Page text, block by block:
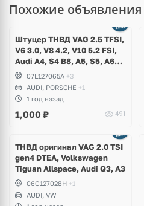
Похожие объявления
Штуцер ТНВД VAG 2.5 TFSI,
V6 3.0, V8 4.2, V10 5.2 FSI,
Audi A4, S4 B8, A5, S5, A6
C7, A7, A8, Q5, SQ5, Q7, R8,
RS3, RSQ3, TTRS,
Volkswagen Touareg NF,
Porsche Cayenne S Hybrid
958
07L127065A +3
AUDI, PORSCHE +1
1 год назад
1,000 ₽ 491
ТНВД оригинал VAG 2.0 TSI
gen4 DTEA, Volkswagen
Tiguan Allspace, Audi Q3, A3
06G127028H +1
AUDI, VW